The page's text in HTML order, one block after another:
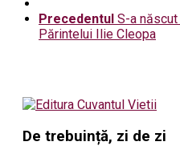
Precedentul S-a
Părintelui Ilie Cleopa
De trebuință, zi de zi